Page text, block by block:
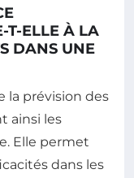
T-ELLE À LA
DANS UNE
la prévision des
ainsi les
Elle permet
dans les